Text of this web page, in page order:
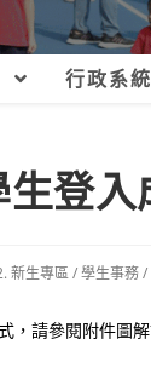
行政系統
登
新生專區/學生事務/
，請參閱附件圖